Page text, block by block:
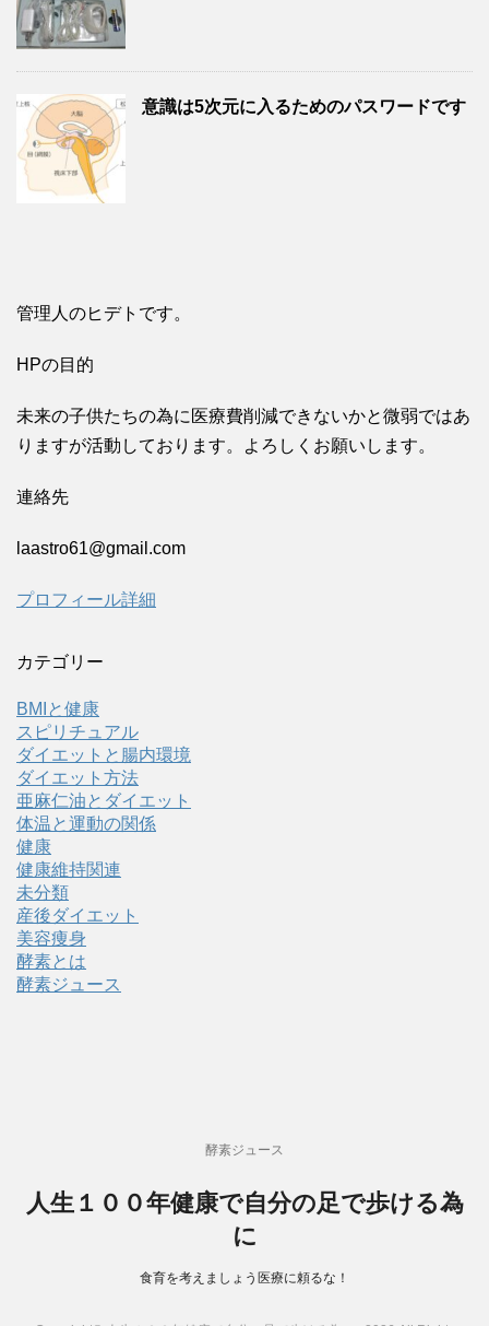
意識は5次元に入るためのパスワードです
管理人のヒデトです。
HPの目的
未来の子供たちの為に医療費削減できないかと微弱ではあ
りますが活動しております。よろしくお願いします。
連絡先
laastro61@gmail.com
プロフィール詳細
カテゴリー
BMIと健康
スピリチュアル
ダイエットと腸内環境
ダイエット方法
亜麻仁油とダイエット
体温と運動の関係
健康
健康維持関連
未分類
産後ダイエット
美容痩身
酵素とは
酵素ジュース
酵素ジュース
人生１００年健康で自分の足で歩ける為
に
食育を考えましょう医療に頼るな！